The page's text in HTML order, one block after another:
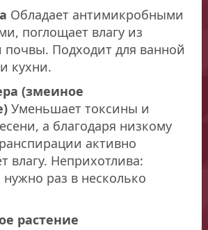
Обладает антимикробными
поглощает влагу из
почвы. Подходит для ванной
кухни.
(змеиное
Уменьшает токсины и
а благодаря низкому
активно
влагу. Неприхотлива:
нужно раз в несколько
растение